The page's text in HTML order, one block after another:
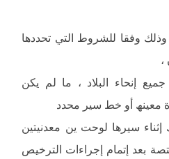
وفقا للشروط التي تحددھا
،
إنحاء البلاد ، ما لم یكن
معینھ أو خط سیر محدد
إثناء سیرھا لوحت ین معدنیتین
بعد إتمام إجراءات الترخیص